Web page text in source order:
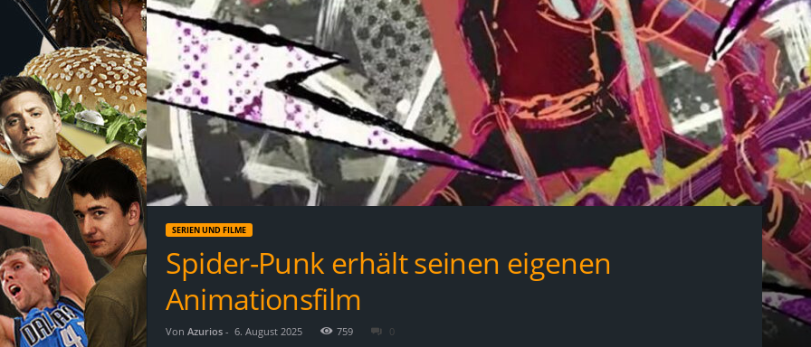
n
o
e
i
SERIEN UND FILME
Spider-Punk erhält seinen eigenen
Animationsfilm
Von Azurios- 6. August 2025 759 0